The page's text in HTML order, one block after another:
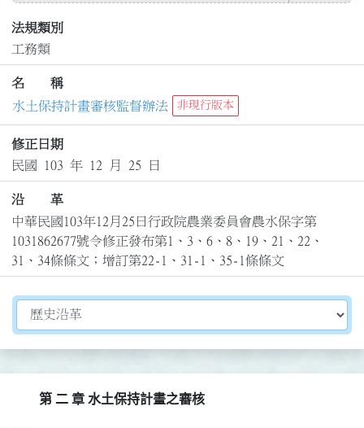
法規類別
工務類
名 稱
水土保持計畫審核監督辦法
非現行版本
修正日期
民國 103 年 12 月 25 日
沿 革
中華民國103年12月25日行政院農業委員會農水保字第
1031862677號令修正發布第1、3、6、8、19、21、22、
31、34條條文；增訂第22-1、31-1、35-1條條文
切換選擇法規資訊內容
第 二 章 水土保持計畫之審核